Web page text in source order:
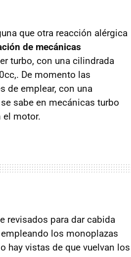
que otra reacción alérgica
de mecánicas
turbo, con una cilindrada
De momento las
de emplear, con una
sabe en mecánicas turbo
el motor.
revisados para dar cabida
los monoplazas
hay vistas de que vuelvan los